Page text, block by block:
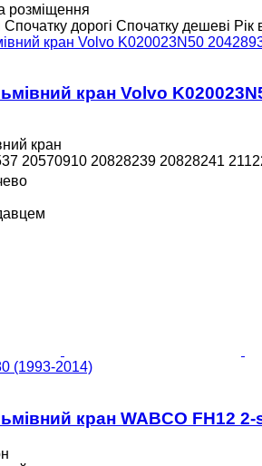
розміщення
Спочатку дорогі Спочатку дешеві Рік
кран Volvo
кран
20570910 20828239 20828241
(1993-2014)
кран WABCO FH12